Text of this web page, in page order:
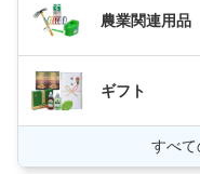
農業関連用品
ギフト
すべて